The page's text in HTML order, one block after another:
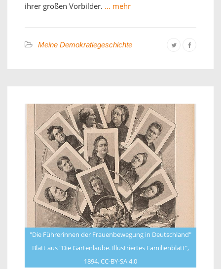
ihrer großen Vorbilder. … mehr
Meine Demokratiegeschichte
"Die Führerinnen der Frauenbewegung in Deutschland"
Blatt aus "Die Gartenlaube. Illustriertes Familienblatt",
1894, CC-BY-SA 4.0